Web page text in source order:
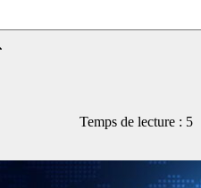
Temps de lecture : 5